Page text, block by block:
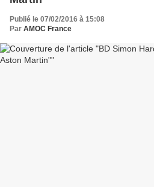
Publié le 07/02/2016 à 15:08
Par AMOC France